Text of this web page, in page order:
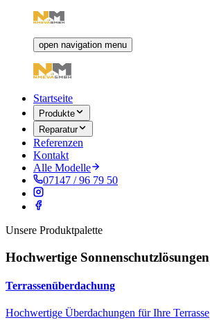
open navigation menu
Startseite
Produkte
Reparatur
Referenzen
Kontakt
Alle Modelle
07147 / 96 79 50
Unsere Produktpalette
Hochwertige Sonnenschutzlösungen
Terrassenüberdachung
Hochwertige Überdachungen für Ihre Terrasse